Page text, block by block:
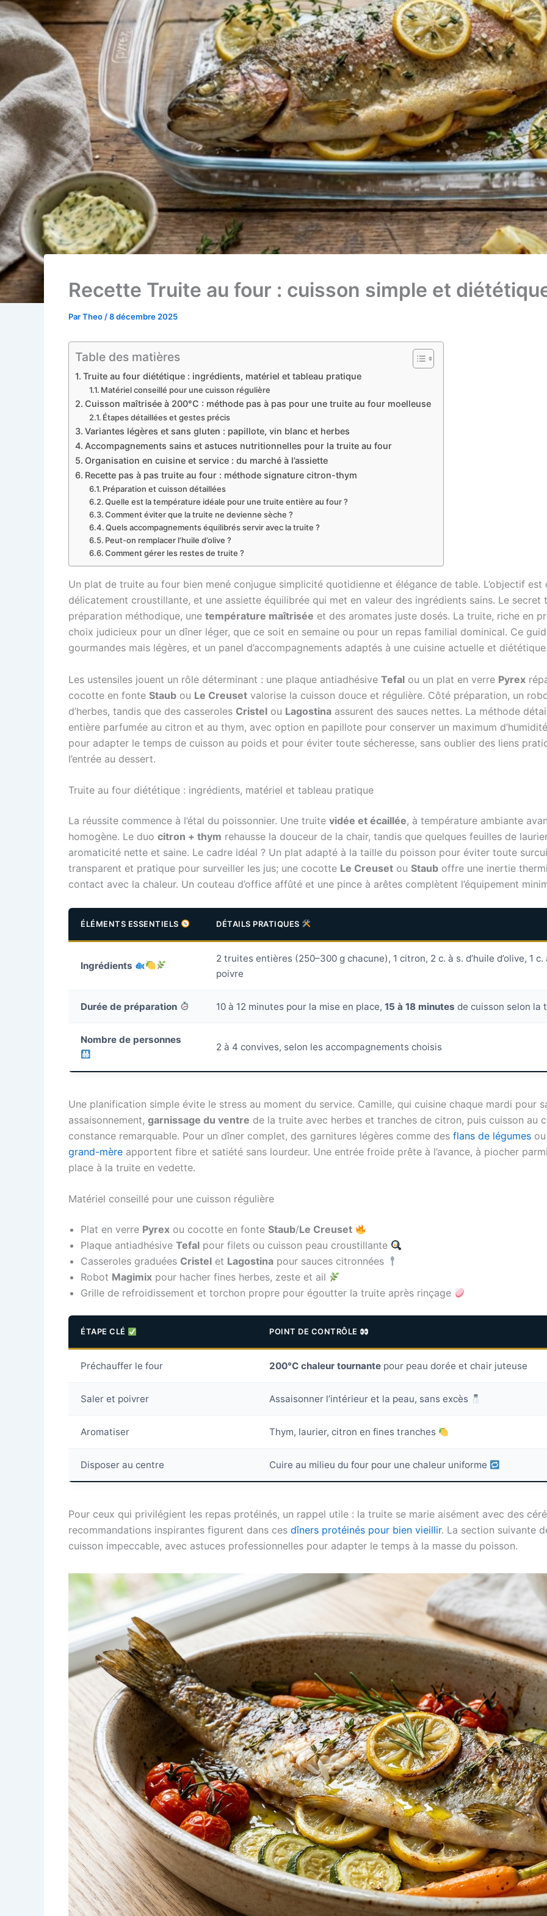
Recette Truite au four : cuisson simple et
ParTheo /8 décembre 2025
Table des matières
Truite au four diététique : ingrédients, matériel et tableau pratique
Matériel conseillé pour une cuisson régulière
Cuisson maîtrisée à 200°C : méthode pas à pas pour une truite au four moelleuse
Étapes détaillées et gestes précis
Variantes légères et sans gluten : papillote, vin blanc et herbes
Accompagnements sains et astuces nutritionnelles pour la truite au four
Organisation en cuisine et service : du marché à l’assiette
Recette pas à pas truite au four : méthode signature citron-thym
Préparation et cuisson détaillées
Quelle est la température idéale pour une truite entière au four ?
Comment éviter que la truite ne devienne sèche ?
Quels accompagnements équilibrés servir avec la truite ?
Peut-on remplacer l’huile d’olive ?
Comment gérer les restes de truite ?
Un plat de truite au four bien mené conjugue simplicité quotidienne et élégance de table. L’objectif
délicatement croustillante, et une assiette équilibrée qui met en valeur des ingrédients sains. Le
préparation méthodique, une température maîtrisée et des aromates juste dosés. La truite, riche en
choix judicieux pour un dîner léger, que ce soit en semaine ou pour un repas familial dominical. Ce
gourmandes mais légères, et un panel d’accompagnements adaptés à une cuisine actuelle et
Les ustensiles jouent un rôle déterminant : une plaque antiadhésive Tefal ou un plat en verre Pyrex
cocotte en fonte Staub ou Le Creuset valorise la cuisson douce et régulière. Côté préparation, un
d’herbes, tandis que des casseroles Cristel ou Lagostina assurent des sauces nettes. La méthode
entière parfumée au citron et au thym, avec option en papillote pour conserver un maximum
pour adapter le temps de cuisson au poids et pour éviter toute sécheresse, sans oublier des liens
l’entrée au dessert.
Truite au four diététique : ingrédients, matériel et tableau pratique
La réussite commence à l’étal du poissonnier. Une truite vidée et écaillée, à température ambiante
homogène. Le duo citron + thym rehausse la douceur de la chair, tandis que quelques feuilles de
aromaticité nette et saine. Le cadre idéal ? Un plat adapté à la taille du poisson pour éviter toute
transparent et pratique pour surveiller les jus; une cocotte Le Creuset ou Staub offre une inertie
contact avec la chaleur. Un couteau d’office affûté et une pince à arêtes complètent l’équipement
ÉLÉMENTS ESSENTIELS DÉTAILS PRATIQUES
Ingrédients
2 truites entières (250–300 g chacune), 1 citron, 2 c. à s. d’huile d’olive, 1
poivre
Durée de préparation 10 à 12 minutes pour la mise en place, 15 à 18 minutes de cuisson selon la
Nombre de personnes
2 à 4 convives, selon les accompagnements choisis
Une planification simple évite le stress au moment du service. Camille, qui cuisine chaque mardi pour
assaisonnement, garnissage du ventre de la truite avec herbes et tranches de citron, puis cuisson au
constance remarquable. Pour un dîner complet, des garnitures légères comme des flans de légumes
grand-mère apportent fibre et satiété sans lourdeur. Une entrée froide prête à l’avance, à piocher
place à la truite en vedette.
Matériel conseillé pour une cuisson régulière
Plat en verre Pyrex ou cocotte en fonte Staub/Le Creuset
Plaque antiadhésive Tefal pour filets ou cuisson peau croustillante
Casseroles graduées Cristel et Lagostina pour sauces citronnées
Robot Magimix pour hacher fines herbes, zeste et ail
Grille de refroidissement et torchon propre pour égoutter la truite après rinçage
ÉTAPE CLÉ POINT DE CONTRÔLE
Préchauffer le four 200°C chaleur tournante pour peau dorée et chair juteuse
Saler et poivrer Assaisonner l’intérieur et la peau, sans excès
Aromatiser Thym, laurier, citron en fines tranches
Disposer au centre Cuire au milieu du four pour une chaleur uniforme
Pour ceux qui privilégient les repas protéinés, un rappel utile : la truite se marie aisément avec des
recommandations inspirantes figurent dans ces dîners protéinés pour bien vieillir. La section suivante
cuisson impeccable, avec astuces professionnelles pour adapter le temps à la masse du poisson.